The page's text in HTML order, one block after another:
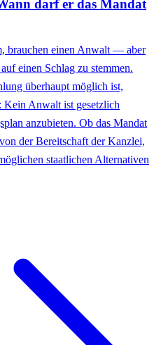
darf er das Mandat
brauchen einen Anwalt — aber
einen Schlag zu stemmen.
überhaupt möglich ist,
Anwalt ist gesetzlich
anzubieten. Ob das Mandat
der Bereitschaft der Kanzlei,
staatlichen Alternativen